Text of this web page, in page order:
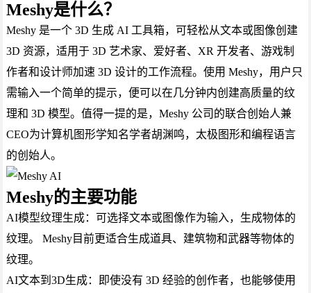
Meshy是什么？
Meshy 是一个 3D 生成 AI 工具箱，可轻松从文本或图像创建
3D 资源，适用于 3D 艺术家、爱好者、XR 开发者、游戏制
作者和设计师加速 3D 设计的工作流程。使用 Meshy，用户只
需输入一个简单的提示，便可以在几分钟内创建高质量的纹
理和 3D 模型。值得一提的是，Meshy 公司的联合创始人兼
CEO为计算机图形学知名学者胡渊鸣，太极图形和编程语言
的创始人。
Meshy的主要功能
AI模型纹理生成：可选择文本或图像作为输入，生成物体的
纹理。 Meshy目前更适合生成道具、建筑物和武器等物体的
纹理。
AI文本到3D生成：即使没有 3D 经验的创作者，也能够使用